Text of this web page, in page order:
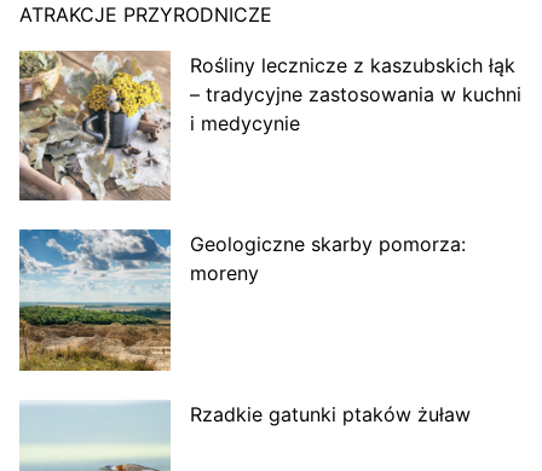
ATRAKCJE PRZYRODNICZE
Rośliny lecznicze z kaszubskich łąk
– tradycyjne zastosowania w kuchni
i medycynie
Geologiczne skarby pomorza:
moreny
Rzadkie gatunki ptaków żuław